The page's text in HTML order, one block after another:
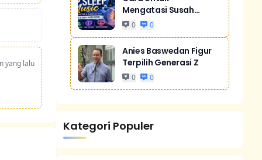
yang lalu
Mengatasi Susah
Tidur Akibat Stres
0 0
Anies Baswedan Figur
Terpilih Generasi Z
0 0
Kategori Populer